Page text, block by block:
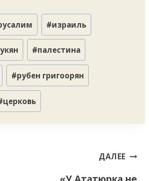
#израиль
#палестина
#рубен григоорян
церковь
ДАЛЕЕ